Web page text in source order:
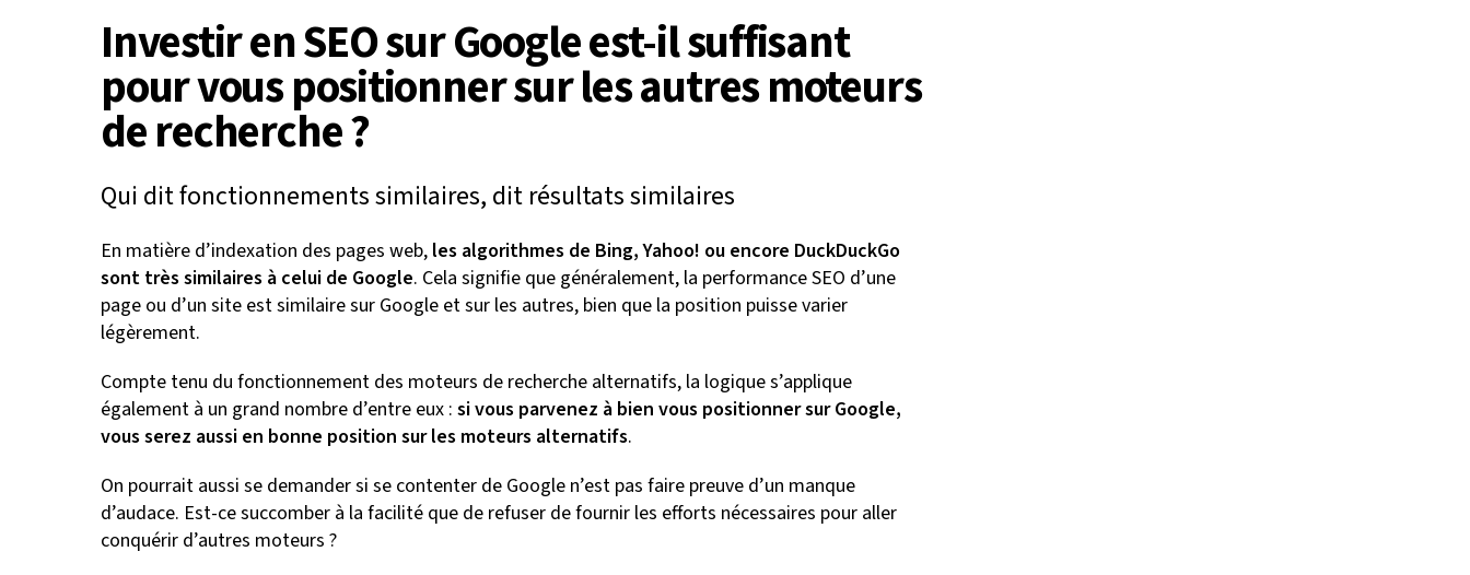
Investir en SEO sur Google est-il suffisant
pour vous positionner sur les autres moteurs
de recherche ?
Qui dit fonctionnements similaires, dit résultats similaires
En matière d’indexation des pages web, les algorithmes de Bing, Yahoo! ou encore DuckDuckGo
sont très similaires à celui de Google. Cela signifie que généralement, la performance SEO d’une
page ou d’un site est similaire sur Google et sur les autres, bien que la position puisse varier
légèrement.
Compte tenu du fonctionnement des moteurs de recherche alternatifs, la logique s’applique
également à un grand nombre d’entre eux : si vous parvenez à bien vous positionner sur Google,
vous serez aussi en bonne position sur les moteurs alternatifs.
On pourrait aussi se demander si se contenter de Google n’est pas faire preuve d’un manque
d’audace. Est-ce succomber à la facilité que de refuser de fournir les efforts nécessaires pour aller
conquérir d’autres moteurs ?